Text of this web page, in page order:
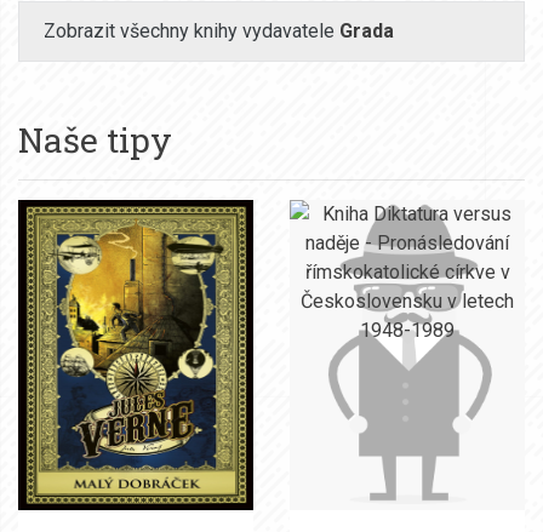
Zobrazit všechny knihy vydavatele Grada
Naše tipy